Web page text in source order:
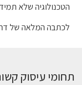
הטכנולוגיה שלא
לכתבה המלאה של
תחומי עיסוק